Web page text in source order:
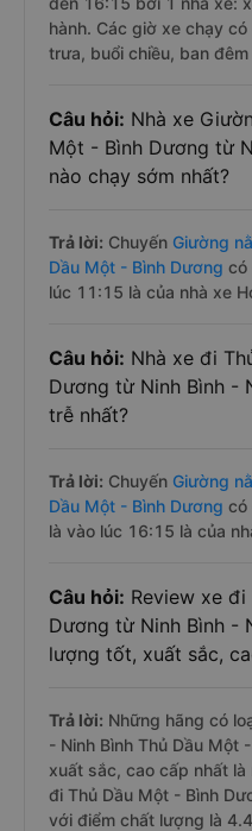
hành. Các giờ xe chạy
trưa, buổi chiều, ban đêm
Câu hỏi: Nhà xe
Một - Bình Dương từ
nào chạy sớm nhất?
Trả lời: Chuyến Giường
Dầu Một - Bình Dương có
lúc 11:15 là của nhà xe
Câu hỏi: Nhà xe đi
Dương từ Ninh Bình -
trễ nhất?
Trả lời: Chuyến Giường
Dầu Một - Bình Dương có
là vào lúc 16:15 là của
Câu hỏi: Review xe
Dương từ Ninh Bình -
lượng tốt, xuất sắc,
Trả lời: Những hãng có
- Ninh Bình Thủ Dầu Một
xuất sắc, cao cấp nhất là
đi Thủ Dầu Một - Bình
với điểm chất lượng là